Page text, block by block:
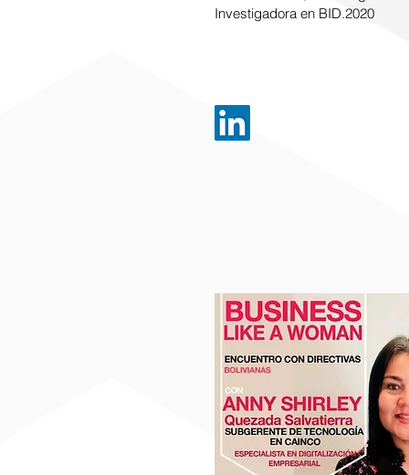
Investigadora en BID.2020